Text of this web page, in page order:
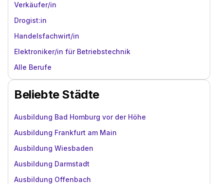
Verkäufer/in
Drogist:in
Handelsfachwirt/in
Elektroniker/in für Betriebstechnik
Alle Berufe
Beliebte Städte
Ausbildung Bad Homburg vor der Höhe
Ausbildung Frankfurt am Main
Ausbildung Wiesbaden
Ausbildung Darmstadt
Ausbildung Offenbach